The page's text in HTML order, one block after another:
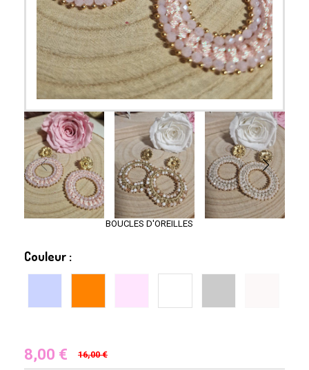
BOUCLES D'OREILLES
Couleur :
8,00 € 16,00 €